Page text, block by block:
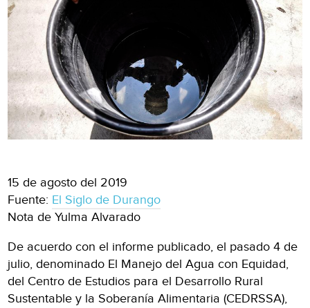
15 de agosto del 2019
Fuente: El Siglo de Durango
Nota de Yulma Alvarado
De acuerdo con el informe publicado, el pasado 4 de
julio, denominado El Manejo del Agua con Equidad,
del Centro de Estudios para el Desarrollo Rural
Sustentable y la Soberanía Alimentaria (CEDRSSA),